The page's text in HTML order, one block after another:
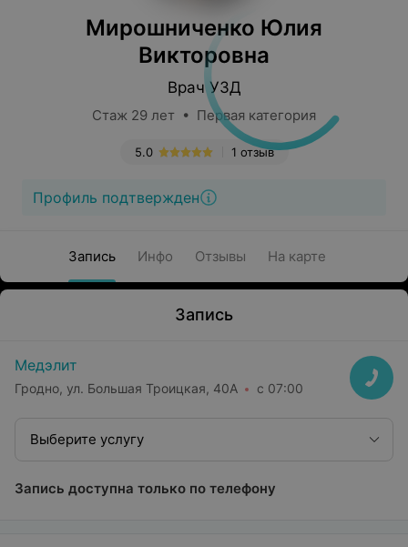
Мирошниченко Юлия
Викторовна
Врач УЗД
Стаж 29 лет • Первая категория
1 отзыв
5.0
Профиль подтвержден
Запись Инфо Отзывы На карте
Запись
Медэлит
Гродно, ул. Большая Троицкая, 40А с 07:00
Выберите услугу
Запись доступна только по телефону